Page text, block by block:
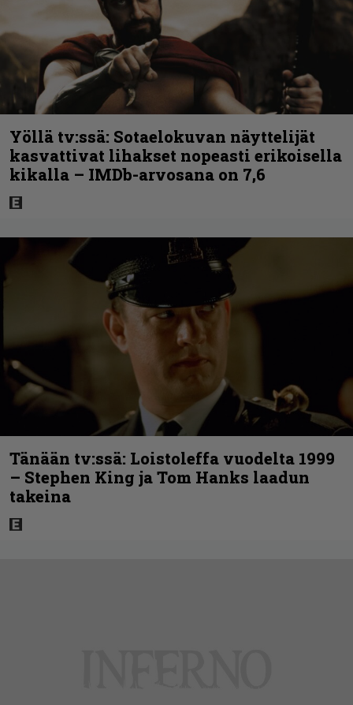
Yöllä tv:ssä: Sotaelokuvan näyttelijät
kasvattivat lihakset nopeasti erikoisella
kikalla – IMDb-arvosana on 7,6
Tänään tv:ssä: Loistoleffa vuodelta 1999
– Stephen King ja Tom Hanks laadun
takeina